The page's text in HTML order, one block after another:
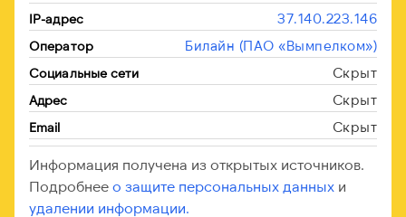
IP-адрес 37.140.223.146
Оператор Билайн (ПАО «Вымпелком»)
Социальные сети Скрыт
Адрес Скрыт
Email Скрыт
Информация получена из открытых источников.
Подробнее о защите персональных данных и
удалении информации.